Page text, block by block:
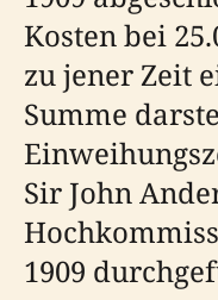
Kosten bei
zu jener Zeit
Summe
Sir John
1909